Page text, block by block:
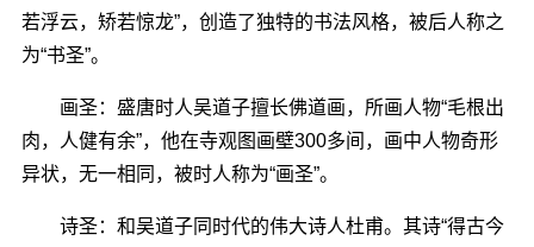
若浮云，矫若惊龙”，创造了独特的书法风格，被后人称之
为“书圣”。
画圣：盛唐时人吴道子擅长佛道画，所画人物“毛根出
肉，人健有余”，他在寺观图画壁300多间，画中人物奇形
异状，无一相同，被时人称为“画圣”。
诗圣：和吴道子同时代的伟大诗人杜甫。其诗“得古今